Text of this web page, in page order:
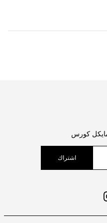
كورس
اشتراك